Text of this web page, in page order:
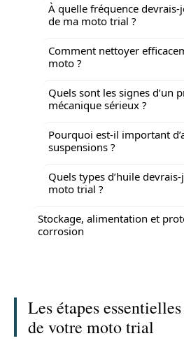
À quelle fréquence devrais-
de ma moto trial ?
Comment nettoyer
moto ?
Quels sont les signes d’un
mécanique sérieux ?
Pourquoi est-il important
suspensions ?
Quels types d’huile
moto trial ?
Stockage, alimentation et
corrosion
Les étapes
de votre moto trial